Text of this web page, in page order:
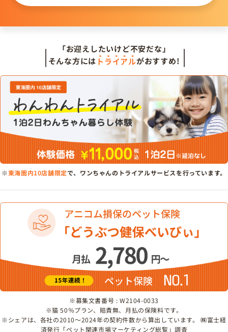
「お迎えしたいけど不安だな」
そんな方には トライアルがおすすめ!
※東海圏内10店舗限定で、ワンちゃんのトライアルサービスを行っています。
※募集文書番号 : W2104-0033
※猫 50％プラン、賠責無、月払の保険料です。
※シェアは、各社の2010～2024年の契約件数から算出しています。 ㈱富士経
済発行「ペット関連市場マーケティング総覧」調査